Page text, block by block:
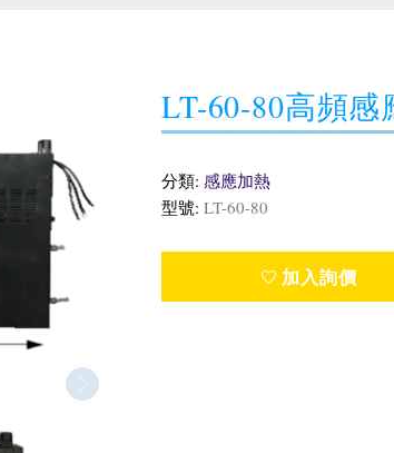
LT-60-80高頻感
分類: 感應加熱
型號: LT-60-80
加入詢價